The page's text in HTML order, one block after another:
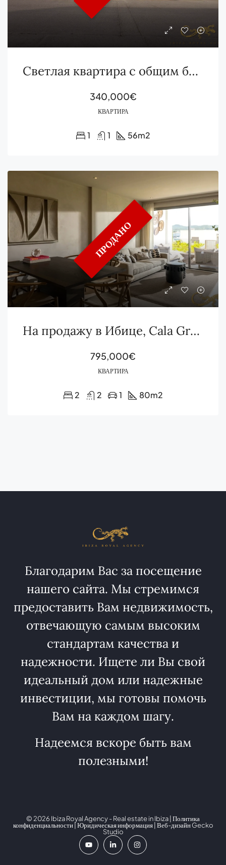
Светлая квартира с общим бассейном на продажу в Ses Païsses
340,000€
КВАРТИРА
1 1 56m2
ПРОДАНО
На продажу в Ибице, Cala Gració
795,000€
КВАРТИРА
2 2 1 80m2
Благодарим Вас за посещение
нашего сайта. Мы стремимся
предоставить Вам недвижимость,
отвечающую самым высоким
стандартам качества и
надежности. Ищете ли Вы свой
идеальный дом или надежные
инвестиции, мы готовы помочь
Вам на каждом шагу.
Надеемся вскоре быть вам
полезными!
© 2026 Ibiza Royal Agency - Real estate in Ibiza | Политика
конфиденциальности|Юридическая информация| Веб-дизайнGecko
Studio